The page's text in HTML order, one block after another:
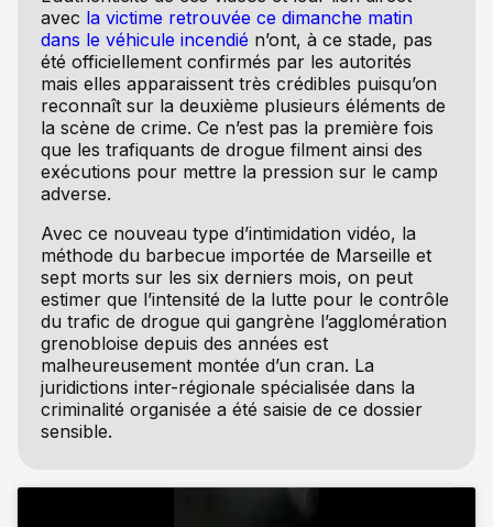
avec la victime retrouvée ce dimanche matin
dans le véhicule incendié n’ont, à ce stade, pas
été officiellement confirmés par les autorités
mais elles apparaissent très crédibles puisqu’on
reconnaît sur la deuxième plusieurs éléments de
la scène de crime. Ce n’est pas la première fois
que les trafiquants de drogue filment ainsi des
exécutions pour mettre la pression sur le camp
adverse.
Avec ce nouveau type d’intimidation vidéo, la
méthode du barbecue importée de Marseille et
sept morts sur les six derniers mois, on peut
estimer que l’intensité de la lutte pour le contrôle
du trafic de drogue qui gangrène l’agglomération
grenobloise depuis des années est
malheureusement montée d’un cran. La
juridictions inter-régionale spécialisée dans la
criminalité organisée a été saisie de ce dossier
sensible.